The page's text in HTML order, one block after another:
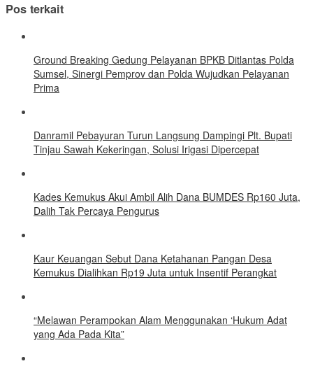
Pos terkait
Ground Breaking Gedung Pelayanan BPKB Ditlantas Polda
Sumsel, Sinergi Pemprov dan Polda Wujudkan Pelayanan
Prima
Danramil Pebayuran Turun Langsung Dampingi Plt. Bupati
Tinjau Sawah Kekeringan, Solusi Irigasi Dipercepat
Kades Kemukus Akui Ambil Alih Dana BUMDES Rp160 Juta,
Dalih Tak Percaya Pengurus
Kaur Keuangan Sebut Dana Ketahanan Pangan Desa
Kemukus Dialihkan Rp19 Juta untuk Insentif Perangkat
“Melawan Perampokan Alam Menggunakan ‘Hukum Adat
yang Ada Pada Kita”